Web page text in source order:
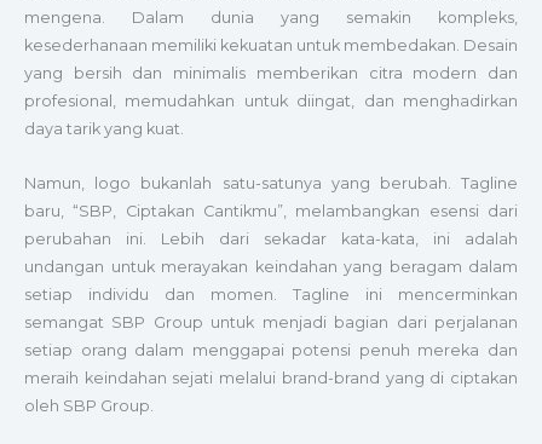
mengena. Dalam dunia yang semakin kompleks,
kesederhanaan memiliki kekuatan untuk membedakan. Desain
yang bersih dan minimalis memberikan citra modern dan
profesional, memudahkan untuk diingat, dan menghadirkan
daya tarik yang kuat.
Namun, logo bukanlah satu-satunya yang berubah. Tagline
baru, “SBP, Ciptakan Cantikmu”, melambangkan esensi dari
perubahan ini. Lebih dari sekadar kata-kata, ini adalah
undangan untuk merayakan keindahan yang beragam dalam
setiap individu dan momen. Tagline ini mencerminkan
semangat SBP Group untuk menjadi bagian dari perjalanan
setiap orang dalam menggapai potensi penuh mereka dan
meraih keindahan sejati melalui brand-brand yang di ciptakan
oleh SBP Group.